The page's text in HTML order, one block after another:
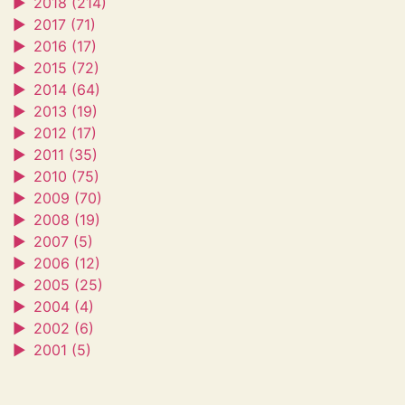
► 2017 (71)
► 2016 (17)
► 2015 (72)
► 2014 (64)
► 2013 (19)
► 2012 (17)
► 2011 (35)
► 2010 (75)
► 2009 (70)
► 2008 (19)
► 2007 (5)
► 2006 (12)
► 2005 (25)
► 2004 (4)
► 2002 (6)
► 2001 (5)